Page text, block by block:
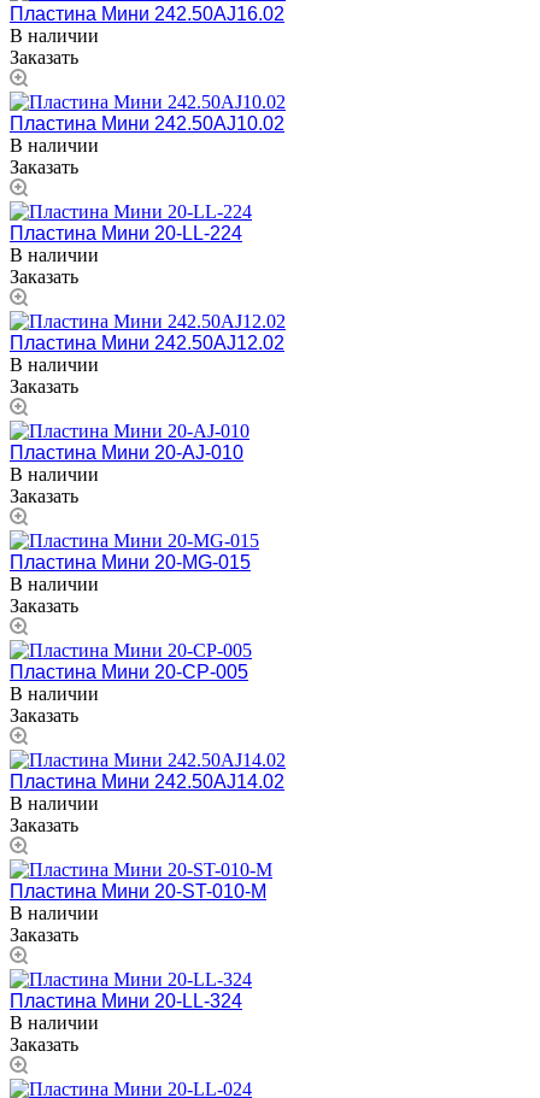
Пластина Мини 242.50AJ16.02
В наличии
Заказать
Пластина Мини 242.50AJ10.02
В наличии
Заказать
Пластина Мини 20-LL-224
В наличии
Заказать
Пластина Мини 242.50AJ12.02
В наличии
Заказать
Пластина Мини 20-AJ-010
В наличии
Заказать
Пластина Мини 20-MG-015
В наличии
Заказать
Пластина Мини 20-CP-005
В наличии
Заказать
Пластина Мини 242.50AJ14.02
В наличии
Заказать
Пластина Мини 20-ST-010-M
В наличии
Заказать
Пластина Мини 20-LL-324
В наличии
Заказать